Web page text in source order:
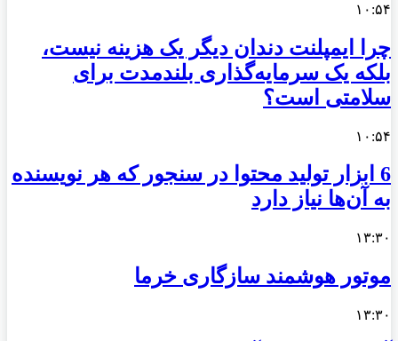
۱۰:۵۴
چرا ایمپلنت دندان دیگر یک هزینه نیست،
بلکه یک سرمایه‌گذاری بلندمدت برای
سلامتی است؟
۱۰:۵۴
6 ابزار تولید محتوا در سنجور که هر نویسنده
به آن‌ها نیاز دارد
۱۳:۳۰
موتور هوشمند سازگاری خرما
۱۳:۳۰